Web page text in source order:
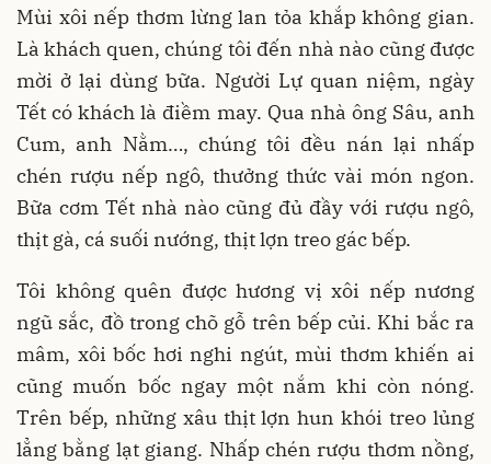
Mùi xôi nếp thơm lừng lan tỏa khắp không gian.
Là khách quen, chúng tôi đến nhà nào cũng được
mời ở lại dùng bữa. Người Lự quan niệm, ngày
Tết có khách là điềm may. Qua nhà ông Sâu, anh
Cum, anh Nằm…, chúng tôi đều nán lại nhấp
chén rượu nếp ngô, thưởng thức vài món ngon.
Bữa cơm Tết nhà nào cũng đủ đầy với rượu ngô,
thịt gà, cá suối nướng, thịt lợn treo gác bếp.
Tôi không quên được hương vị xôi nếp nương
ngũ sắc, đồ trong chõ gỗ trên bếp củi. Khi bắc ra
mâm, xôi bốc hơi nghi ngút, mùi thơm khiến ai
cũng muốn bốc ngay một nắm khi còn nóng.
Trên bếp, những xâu thịt lợn hun khói treo lủng
lẳng bằng lạt giang. Nhấp chén rượu thơm nồng,